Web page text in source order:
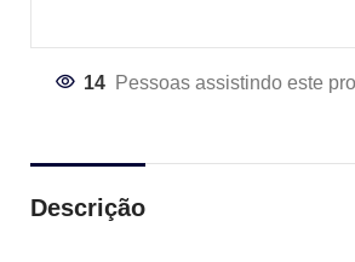
14 Pessoas assistindo este
Descrição